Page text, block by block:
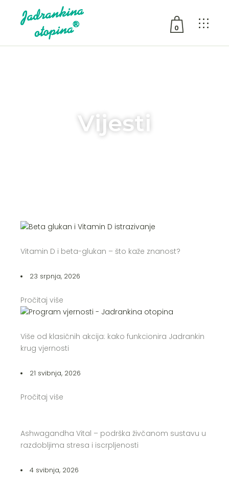
0
Vijesti
Vitamin D i beta-glukan – što kaže znanost?
23 srpnja, 2026
Pročitaj više
Više od klasičnih akcija: kako funkcionira Jadrankin
krug vjernosti
21 svibnja, 2026
Pročitaj više
Ashwagandha Vital – podrška živčanom sustavu u
razdobljima stresa i iscrpljenosti
4 svibnja, 2026